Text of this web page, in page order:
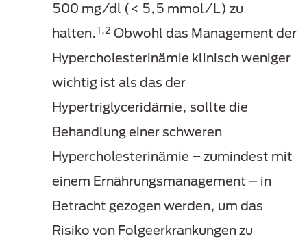
500 mg/dl (< 5,5 mmol/L) zu
halten.1,2 Obwohl das Management der
Hypercholesterinämie klinisch weniger
wichtig ist als das der
Hypertriglyceridämie, sollte die
Behandlung einer schweren
Hypercholesterinämie – zumindest mit
einem Ernährungsmanagement – in
Betracht gezogen werden, um das
Risiko von Folgeerkrankungen zu